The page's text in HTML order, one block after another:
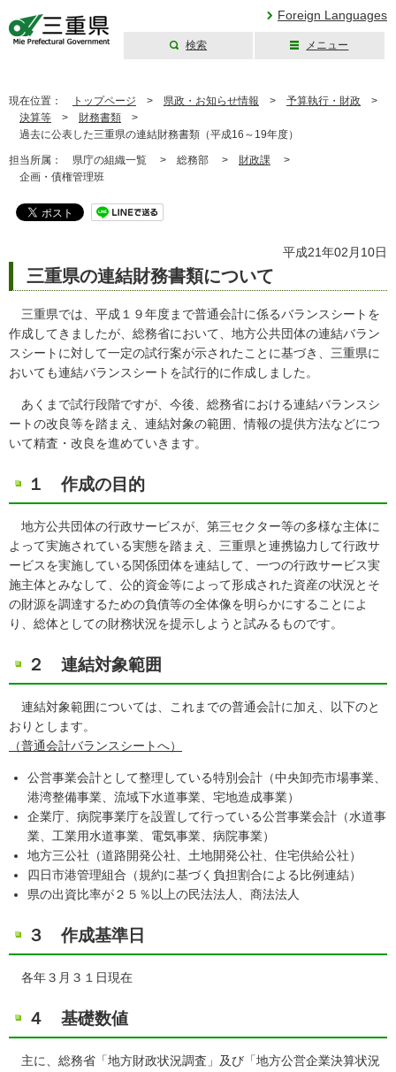
Foreign Languages
検索 メニュー
現在位置： トップページ > 県政・お知らせ情報 > 予算執行・財政 >
決算等 > 財務書類 >
過去に公表した三重県の連結財務書類（平成16～19年度）
担当所属： 県庁の組織一覧 > 総務部 > 財政課 >
企画・債権管理班
平成21年02月10日
三重県の連結財務書類について
三重県では、平成１９年度まで普通会計に係るバランスシートを
作成してきましたが、総務省において、地方公共団体の連結バラン
スシートに対して一定の試行案が示されたことに基づき、三重県に
おいても連結バランスシートを試行的に作成しました。
あくまで試行段階ですが、今後、総務省における連結バランスシ
ートの改良等を踏まえ、連結対象の範囲、情報の提供方法などにつ
いて精査・改良を進めていきます。
１ 作成の目的
地方公共団体の行政サービスが、第三セクター等の多様な主体に
よって実施されている実態を踏まえ、三重県と連携協力して行政サ
ービスを実施している関係団体を連結して、一つの行政サービス実
施主体とみなして、公的資金等によって形成された資産の状況とそ
の財源を調達するための負債等の全体像を明らかにすることによ
り、総体としての財務状況を提示しようと試みるものです。
２ 連結対象範囲
連結対象範囲については、これまでの普通会計に加え、以下のと
おりとします。
（普通会計バランスシートへ）
公営事業会計として整理している特別会計（中央卸売市場事業、
港湾整備事業、流域下水道事業、宅地造成事業）
企業庁、病院事業庁を設置して行っている公営事業会計（水道事
業、工業用水道事業、電気事業、病院事業）
地方三公社（道路開発公社、土地開発公社、住宅供給公社）
四日市港管理組合（規約に基づく負担割合による比例連結）
県の出資比率が２５％以上の民法法人、商法法人
３ 作成基準日
各年３月３１日現在
４ 基礎数値
主に、総務省「地方財政状況調査」及び「地方公営企業決算状況